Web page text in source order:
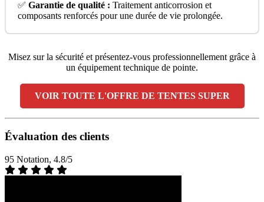
✅ Garantie de qualité : Traitement anticorrosion et
composants renforcés pour une durée de vie prolongée.
Misez sur la sécurité et présentez-vous professionnellement grâce à
un équipement technique de pointe.
VOIR TOUTE L'OFFRE DE TENTES SUPER
Évaluation des clients
95 Notation, 4.8/5